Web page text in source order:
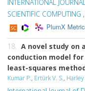
INTERNATIONAL
SCIENTIFIC COMPUTING
PlumX
18. A novel study on
conduction model
least-squares
Kumar P., Ertürk V. S., Harley